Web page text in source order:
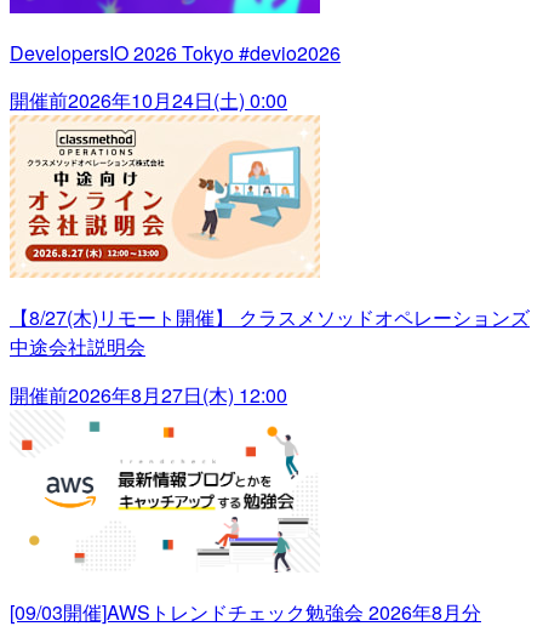
DevelopersIO 2026 Tokyo #devio2026
開催前2026年10月24日(土) 0:00
【8/27(木)リモート開催】 クラスメソッドオペレーションズ
中途会社説明会
開催前2026年8月27日(木) 12:00
[09/03開催]AWSトレンドチェック勉強会 2026年8月分